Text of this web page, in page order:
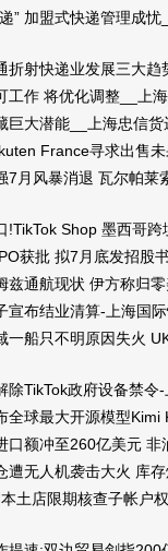
” 加盟式快递管理成
折射快递业发展三大
工作 将优化调整__上
巨大潜能__上海忠信
France寻求出售
7月风暴消退 瓦尔帕莱
!TikTok Shop 墨西哥
获批 拟7月底发招股
兹通航现状 伊方称归
宣布结业清算-上海国
一船只不明原因失火
除TikTok政府设备禁令
全球最大开源模型Kimi
口额冲至260亿美元
遭无人机袭击大火 库
土店限期核查子帐户